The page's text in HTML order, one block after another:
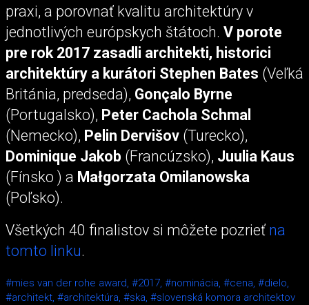
praxi, a porovnať kvalitu architektúry v
jednotlivých európskych štátoch. V porote
pre rok 2017 zasadli architekti, historici
architektúry a kurátori Stephen Bates (Veľká
Británia, predseda), Gonçalo Byrne
(Portugalsko), Peter Cachola Schmal
(Nemecko), Pelin Dervišov (Turecko),
Dominique Jakob (Francúzsko), Juulia Kaus
(Fínsko ) a Małgorzata Omilanowska
(Poľsko).
Všetkých 40 finalistov si môžete pozrieť na
tomto linku.
#mies van der rohe award, #2017, #nominácia, #cena, #dielo,
#architekt, #architektúra, #ska, #slovenská komora architektov